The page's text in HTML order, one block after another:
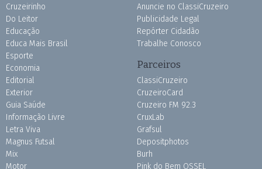
Cruzeirinho
Do Leitor
Educação
Educa Mais Brasil
Esporte
Economia
Editorial
Exterior
Guia Saúde
Informação Livre
Letra Viva
Magnus Futsal
Mix
Motor
Anuncie no ClassiCruzeiro
Publicidade Legal
Repórter Cidadão
Trabalhe Conosco
Parceiros
ClassiCruzeiro
CruzeiroCard
Cruzeiro FM 92.3
CruxLab
Grafsul
Depositphotos
Burh
Pink do Bem OSSEL